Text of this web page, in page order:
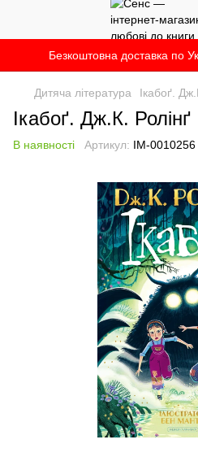
Безкоштовна доставка по
Дитяча література Ікабоґ.
Ікабоґ. Дж.К. Ролінґ
В наявності Артикул: IM-0010256